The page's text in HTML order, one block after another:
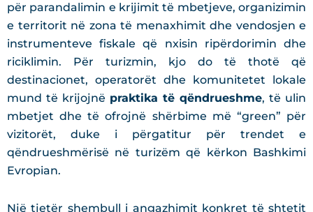
për parandalimin e krijimit të mbetjeve, organizimin
e territorit në zona të menaxhimit dhe vendosjen e
instrumenteve fiskale që nxisin ripërdorimin dhe
riciklimin. Për turizmin, kjo do të thotë që
destinacionet, operatorët dhe komunitetet lokale
mund të krijojnë praktika të qëndrueshme, të ulin
mbetjet dhe të ofrojnë shërbime më “green” për
vizitorët, duke i përgatitur për trendet e
qëndrueshmërisë në turizëm që kërkon Bashkimi
Evropian.
Një tjetër shembull i angazhimit konkret të shtetit